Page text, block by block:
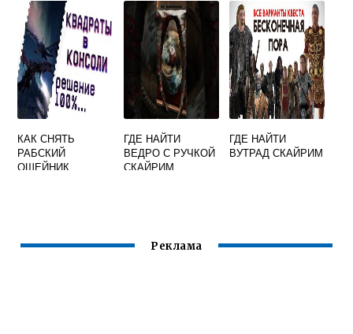
КАК СНЯТЬ
РАБСКИЙ
ОШЕЙНИК
ГДЕ НАЙТИ
ВЕДРО С РУЧКОЙ
СКАЙРИМ
ГДЕ НАЙТИ
ВУТРАД СКАЙРИМ
Реклама